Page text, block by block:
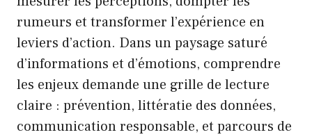
rumeurs et transformer l’expérience en
leviers d’action. Dans un paysage saturé
d’informations et d’émotions, comprendre
les enjeux demande une grille de lecture
claire : prévention, littératie des données,
communication responsable, et parcours de